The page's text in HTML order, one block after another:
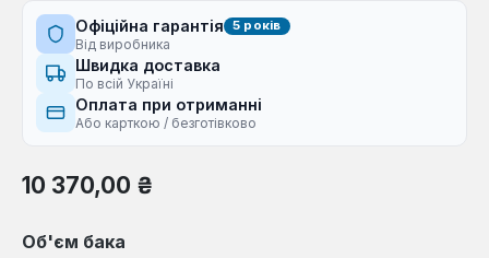
Офіційна гарантія 5 років
Від виробника
Швидка доставка
По всій Україні
Оплата при отриманні
Або карткою / безготівково
Звичайна ціна:
10 370,00 ₴
Виберіть
Об'єм бака